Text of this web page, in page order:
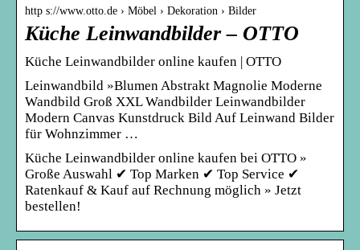
http s://www.otto.de › Möbel › Dekoration › Bilder
Küche Leinwandbilder – OTTO
Küche Leinwandbilder online kaufen | OTTO
Leinwandbild »Blumen Abstrakt Magnolie Moderne
Wandbild Groß XXL Wandbilder Leinwandbilder
Modern Canvas Kunstdruck Bild Auf Leinwand Bilder
für Wohnzimmer …
Küche Leinwandbilder online kaufen bei OTTO »
Große Auswahl ✔ Top Marken ✔ Top Service ✔
Ratenkauf & Kauf auf Rechnung möglich » Jetzt
bestellen!